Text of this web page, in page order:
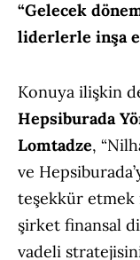
“Gelecek
liderlerle inşa
Konuya ilişkin
Hepsiburada
Lomtadze,
ve
teşekkür etmek
şirket finansal
vadeli